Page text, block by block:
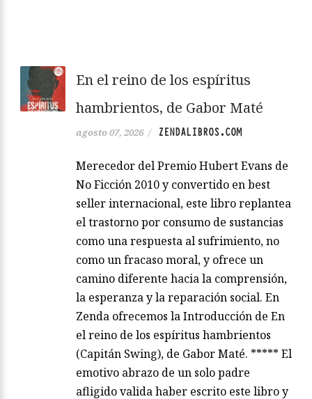
En el reino de los espíritus
hambrientos, de Gabor Maté
agosto 07, 2026 / ZENDALIBROS.COM
Merecedor del Premio Hubert Evans de
No Ficción 2010 y convertido en best
seller internacional, este libro replantea
el trastorno por consumo de sustancias
como una respuesta al sufrimiento, no
como un fracaso moral, y ofrece un
camino diferente hacia la comprensión,
la esperanza y la reparación social. En
Zenda ofrecemos la Introducción de En
el reino de los espíritus hambrientos
(Capitán Swing), de Gabor Maté. ***** El
emotivo abrazo de un solo padre
afligido valida haber escrito este libro y